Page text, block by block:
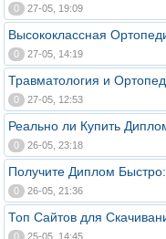
0 27-05, 19:09
Высококлассная
0 27-05, 14:19
Травматология и
0 27-05, 12:53
Реально ли Купить
0 26-05, 23:18
Получите Диплом
0 26-05, 21:36
Топ Сайтов для
0 25-05, 14:45